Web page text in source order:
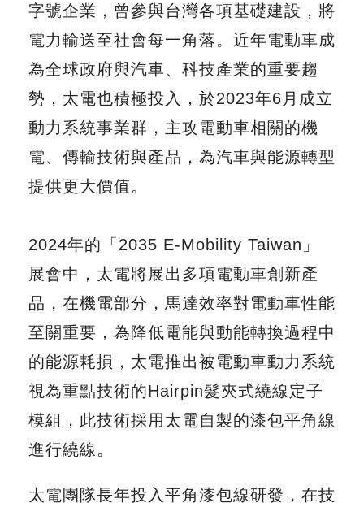
字號企業，曾參與台灣各項基礎建設，將
電力輸送至社會每一角落。近年電動車成
為全球政府與汽車、科技產業的重要趨
勢，太電也積極投入，於2023年6月成立
動力系統事業群，主攻電動車相關的機
電、傳輸技術與產品，為汽車與能源轉型
提供更大價值。
2024年的「2035 E-Mobility Taiwan」
展會中，太電將展出多項電動車創新產
品，在機電部分，馬達效率對電動車性能
至關重要，為降低電能與動能轉換過程中
的能源耗損，太電推出被電動車動力系統
視為重點技術的Hairpin髮夾式繞線定子
模組，此技術採用太電自製的漆包平角線
進行繞線。
太電團隊長年投入平角漆包線研發，在技